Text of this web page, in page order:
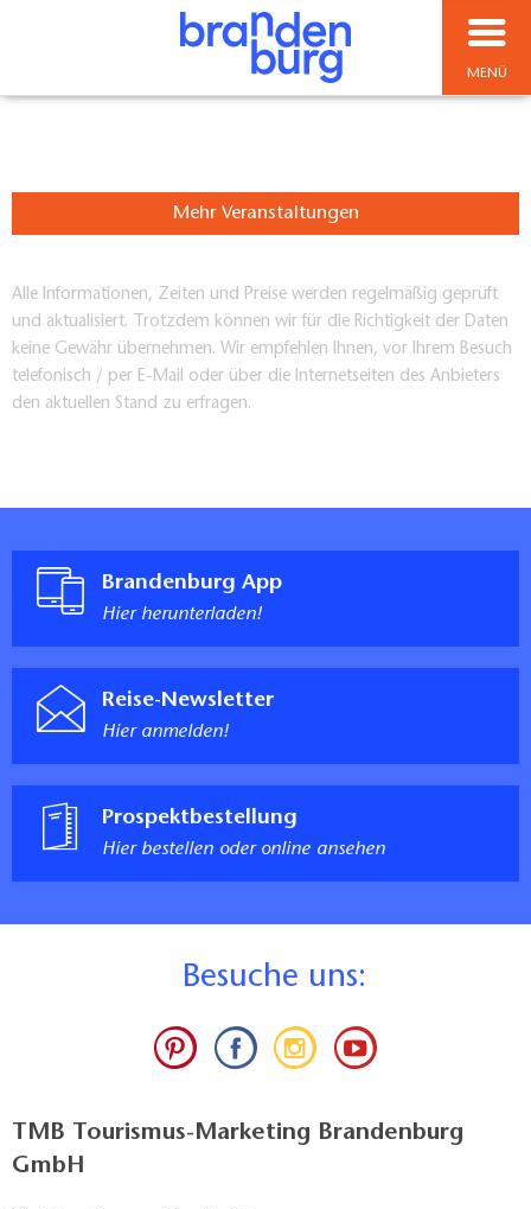
MENÜ
Mehr Veranstaltungen
Alle Informationen, Zeiten und Preise werden regelmäßig geprüft
und aktualisiert. Trotzdem können wir für die Richtigkeit der Daten
keine Gewähr übernehmen. Wir empfehlen Ihnen, vor Ihrem Besuch
telefonisch / per E-Mail oder über die Internetseiten des Anbieters
den aktuellen Stand zu erfragen.
Brandenburg App
Hier herunterladen!
Reise-Newsletter
Hier anmelden!
Prospektbestellung
Hier bestellen oder online ansehen
Besuche uns:
TMB Tourismus-Marketing Brandenburg
GmbH